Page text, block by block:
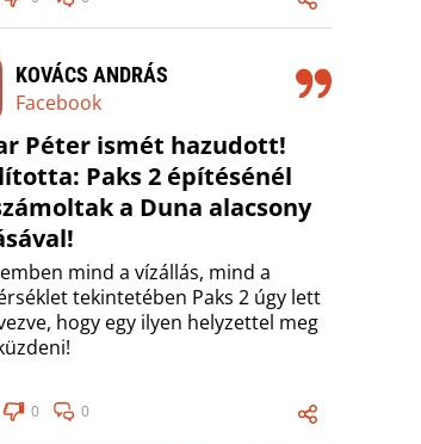
KOVÁCS ANDRÁS
Facebook
Péter ismét hazudott!
Paks 2 építésénél
a Duna alacsony
mind a vízállás, mind a
tekintetében Paks 2 úgy lett
hogy egy ilyen helyzettel meg
0 0